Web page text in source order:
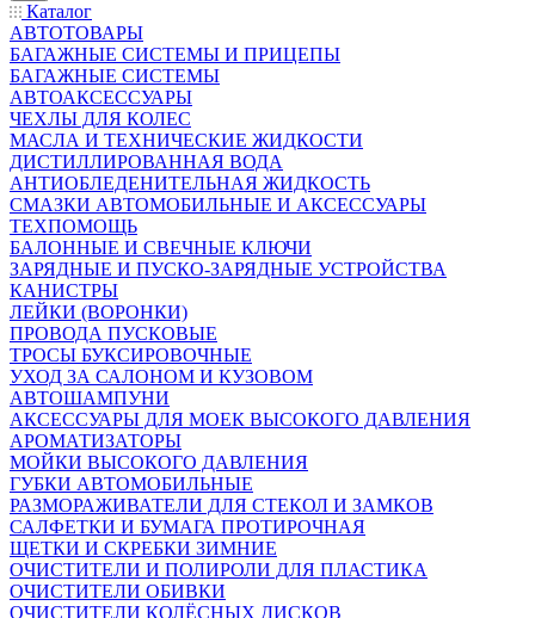
Каталог
АВТОТОВАРЫ
БАГАЖНЫЕ СИСТЕМЫ И ПРИЦЕПЫ
БАГАЖНЫЕ СИСТЕМЫ
АВТОАКСЕССУАРЫ
ЧЕХЛЫ ДЛЯ КОЛЕС
МАСЛА И ТЕХНИЧЕСКИЕ ЖИДКОСТИ
ДИСТИЛЛИРОВАННАЯ ВОДА
АНТИОБЛЕДЕНИТЕЛЬНАЯ ЖИДКОСТЬ
СМАЗКИ АВТОМОБИЛЬНЫЕ И АКСЕССУАРЫ
ТЕХПОМОЩЬ
БАЛОННЫЕ И СВЕЧНЫЕ КЛЮЧИ
ЗАРЯДНЫЕ И ПУСКО-ЗАРЯДНЫЕ УСТРОЙСТВА
КАНИСТРЫ
ЛЕЙКИ (ВОРОНКИ)
ПРОВОДА ПУСКОВЫЕ
ТРОСЫ БУКСИРОВОЧНЫЕ
УХОД ЗА САЛОНОМ И КУЗОВОМ
АВТОШАМПУНИ
АКСЕССУАРЫ ДЛЯ МОЕК ВЫСОКОГО ДАВЛЕНИЯ
АРОМАТИЗАТОРЫ
МОЙКИ ВЫСОКОГО ДАВЛЕНИЯ
ГУБКИ АВТОМОБИЛЬНЫЕ
РАЗМОРАЖИВАТЕЛИ ДЛЯ СТЕКОЛ И ЗАМКОВ
САЛФЕТКИ И БУМАГА ПРОТИРОЧНАЯ
ЩЕТКИ И СКРЕБКИ ЗИМНИЕ
ОЧИСТИТЕЛИ И ПОЛИРОЛИ ДЛЯ ПЛАСТИКА
ОЧИСТИТЕЛИ ОБИВКИ
ОЧИСТИТЕЛИ КОЛЁСНЫХ ДИСКОВ